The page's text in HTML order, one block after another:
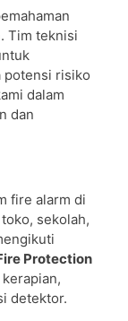
Tim teknisi
potensi risiko
dalam
dan
fire alarm di
sekolah,
Protection
detektor.